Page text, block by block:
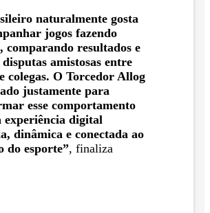
naturalmente gosta
jogos fazendo
comparando resultados e
amistosas entre
colegas. O Torcedor Allog
justamente para
esse comportamento
experiência digital
dinâmica e conectada ao
do esporte”, finaliza